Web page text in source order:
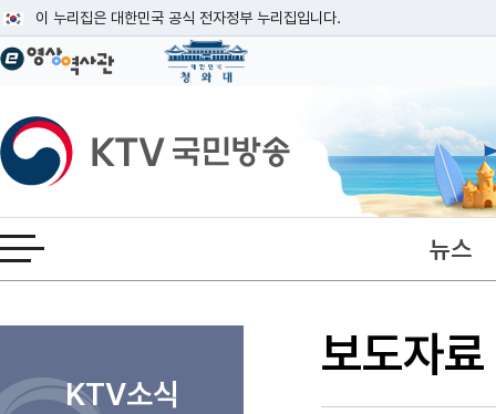
이 누리집은 대한민국 공식 전자정부 누리집입니다.
공식 누리집 주소 확인하기
이밖에 or.kr 또는 .kr등 다른 도메인 주소를 사용하고 있다면 아래 URL에서
운영중인 공식 누리집보기
KTV국민방송
전체메뉴 열기 뉴스
본문
KTV소식
보도자료